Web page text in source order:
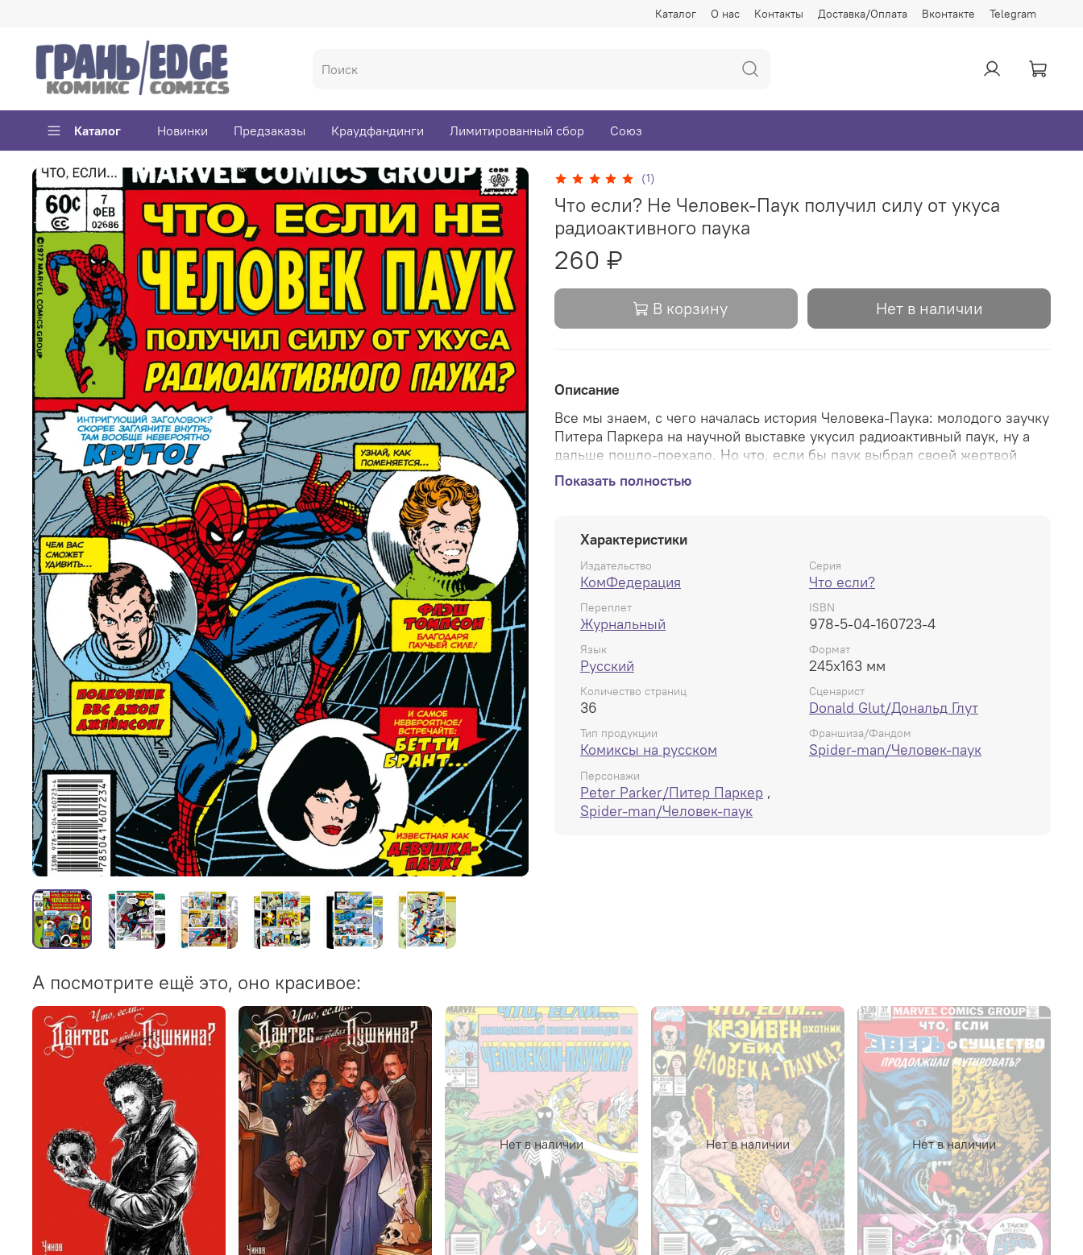
Каталог О нас Контакты Доставка/Оплата Вконтакте Telegram
Каталог Новинки Предзаказы Краудфандинги Лимитированный сбор Союз
(1)
Что если? Не Человек-Паук получил силу от укуса
радиоактивного паука
260 ₽
В корзину Нет в наличии
Описание
Все мы знаем, с чего началась история Человека-Паука: молодого заучку
Питера Паркера на научной выставке укусил радиоактивный паук, ну а
дальше пошло-поехало. Но что, если бы паук выбрал своей жертвой
другого посетителя выставки? Будь то школьный хулиган Флэш Томпсон,
молодая журналистка Бетти Брант, или же сын самого редактора «Дэйли
обретённой силы? Обрели бы нью-йоркцы дружелюбного соседа-героя?
Какое место нашёл бы себе старина Питер в таких обстоятельствах?
Ответы на все вопросы — в этом головокружительно крутом выпуске
«Что, если»!
Показать полностью
Характеристики
Издательство
КомФедерация
Серия
Что если?
Переплет
Журнальный
ISBN
978-5-04-160723-4
Язык
Русский
Формат
245x163 мм
Количество страниц
36
Сценарист
Donald Glut/Дональд Глут
Тип продукции
Комиксы на русском
Франшиза/Фандом
Spider-man/Человек-паук
Персонажи
Peter Parker/Питер Паркер ,
Spider-man/Человек-паук
А посмотрите ещё это, оно красивое:
Нет в наличии Нет в наличии Нет в наличии